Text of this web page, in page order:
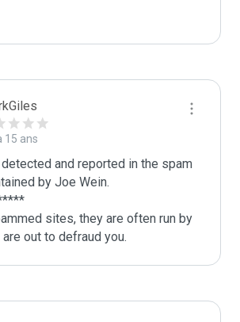
15 ans
and reported in the spam
by Joe Wein.
sites, they are often run by
out to defraud you.